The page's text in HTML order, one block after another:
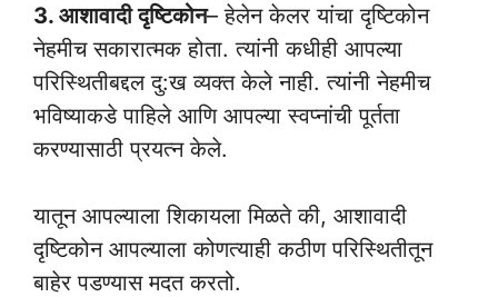
3. आशावादी दृष्टिकोन– हेलेन केलर यांचा दृष्टिकोन
नेहमीच सकारात्मक होता. त्यांनी कधीही आपल्या
परिस्थितीबद्दल दु:ख व्यक्त केले नाही. त्यांनी नेहमीच
भविष्याकडे पाहिले आणि आपल्या स्वप्नांची पूर्तता
करण्यासाठी प्रयत्न केले.
यातून आपल्याला शिकायला मिळते की, आशावादी
दृष्टिकोन आपल्याला कोणत्याही कठीण परिस्थितीतून
बाहेर पडण्यास मदत करतो.